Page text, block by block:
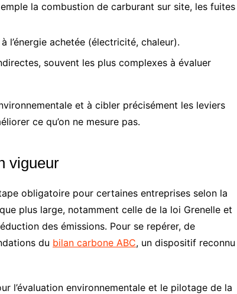
la combustion de carburant sur site, les fuites
l’énergie achetée (électricité, chaleur).
souvent les plus complexes à évaluer
et à cibler précisément les leviers
ce qu’on ne mesure pas.
vigueur
obligatoire pour certaines entreprises selon la
plus large, notamment celle de la loi Grenelle et
des émissions. Pour se repérer, de
du bilan carbone ABC, un dispositif reconnu
l’évaluation environnementale et le pilotage de la